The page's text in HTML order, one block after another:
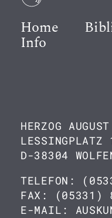
Home
Info
HERZOG
LESSINGPLATZ
D-38304
TELEFON:
FAX: (05331)
E-MAIL: